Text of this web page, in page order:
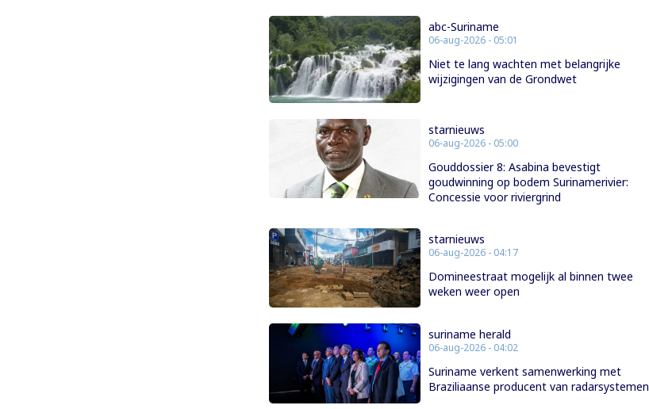
abc-Suriname
06-aug-2026 - 05:01
Niet te lang wachten met belangrijke
wijzigingen van de Grondwet
starnieuws
06-aug-2026 - 05:00
Gouddossier 8: Asabina bevestigt
goudwinning op bodem Surinamerivier:
Concessie voor riviergrind
starnieuws
06-aug-2026 - 04:17
Domineestraat mogelijk al binnen twee
weken weer open
suriname herald
06-aug-2026 - 04:02
Suriname verkent samenwerking met
Braziliaanse producent van radarsystemen